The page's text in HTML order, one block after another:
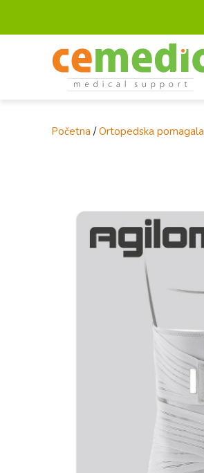
Početna /Ortopedska pomagala